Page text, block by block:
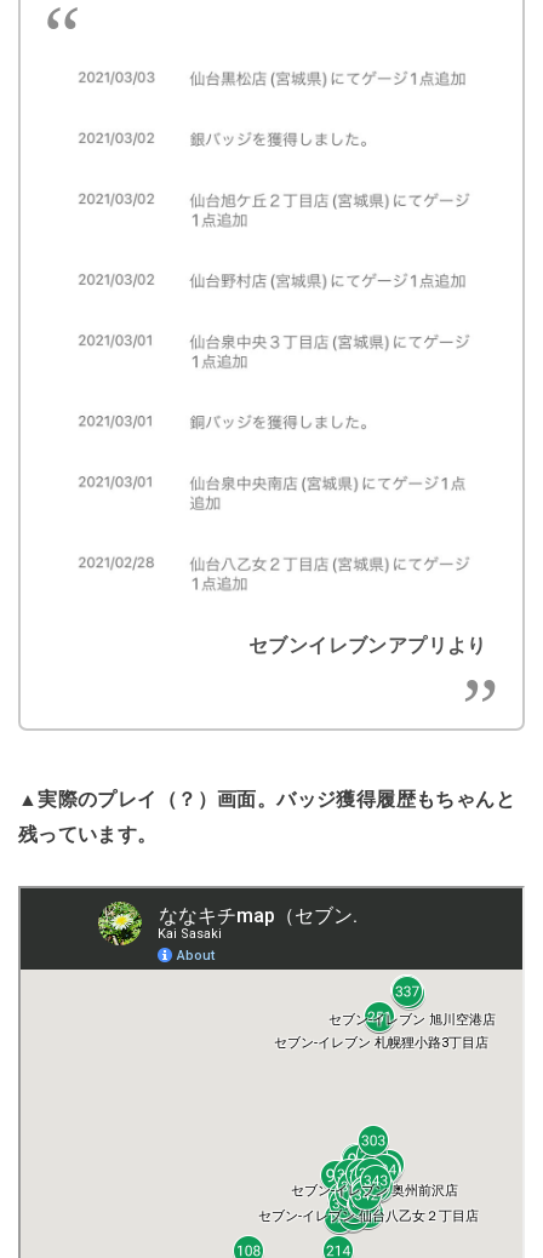
セブンイレブンアプリより
▲実際のプレイ（？）画面。バッジ獲得履歴もちゃんと
残っています。